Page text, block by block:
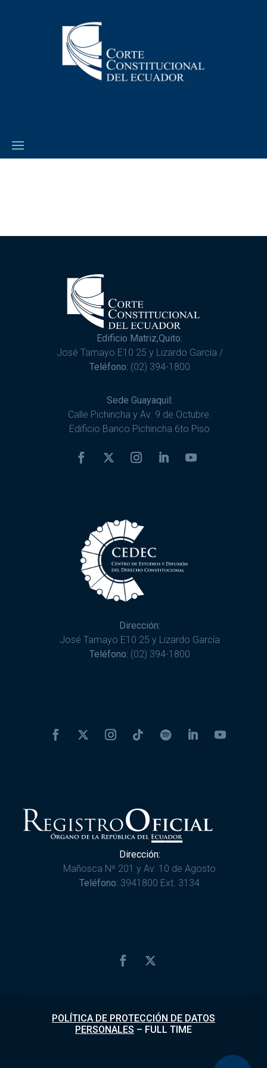
Edificio Matriz,Quito:
José Tamayo E10 25 y Lizardo García /
Teléfono: (02) 394-1800
Sede Guayaquil:
Calle Pichincha y Av. 9 de Octubre.
Edificio Banco Pichincha 6to Piso
Dirección:
José Tamayo E10 25 y Lizardo García
Teléfono: (02) 394-1800
Dirección:
Mañosca Nº 201 y Av. 10 de Agosto
Teléfono: 3941800 Ext. 3134
POLÍTICA DE PROTECCIÓN DE DATOS
PERSONALES – FULL TIME